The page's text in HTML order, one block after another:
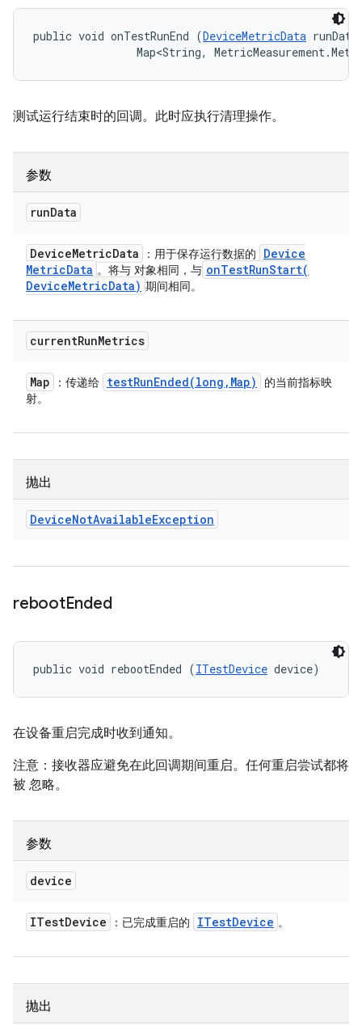
public void onTestRunEnd (DeviceMetricData
Map<String,
测试运行结束时的回调。此时应执行清理操作。
参数
runData
DeviceMetricData ：用于保存运行数据的
Device
MetricData 。将与 对象相同，与 onTestRunStart(
DeviceMetricData) 期间相同。
currentRunMetrics
Map ：传递给 testRunEnded(long , Map)
的当前指标映
射。
抛出
DeviceNotAvailableException
rebootEnded
public void rebootEnded (ITestDevice device)
在设备重启完成时收到通知。
注意：接收器应避免在此回调期间重启。任何重启尝试都将
被 忽略。
参数
device
ITestDevice ：已完成重启的 ITestDevice 。
抛出